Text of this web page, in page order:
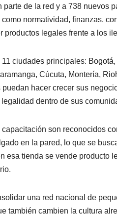
de la red y a 738 nuevos
normatividad, finanzas,
productos legales frente a los
ciudades principales:
Cúcuta, Montería,
hacer crecer sus
dentro de sus
son reconocidos
en la pared, lo que se
esa tienda se vende producto
una red nacional de
también cambien la cultura